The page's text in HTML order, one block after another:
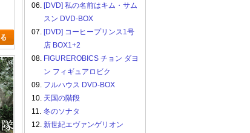
06. [DVD] 私の名前はキム・サム
スン DVD-BOX
07. [DVD] コーヒープリンス1号
店 BOX1+2
08. FIGUREROBICS チョン ダヨ
ン フィギュアロビク
09. フルハウス DVD-BOX
10. 天国の階段
11. 冬のソナタ
12. 新世紀エヴァンゲリオン